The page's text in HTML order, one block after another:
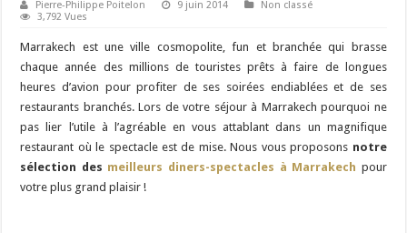
Pierre-Philippe Poitelon 9 juin 2014
Non classé
3,792 Vues
Marrakech est une ville cosmopolite, fun et branchée qui brasse
chaque année des millions de touristes prêts à faire de longues
heures d’avion pour profiter de ses soirées endiablées et de ses
restaurants branchés. Lors de votre séjour à Marrakech pourquoi ne
pas lier l’utile à l’agréable en vous attablant dans un magnifique
restaurant où le spectacle est de mise. Nous vous proposons notre
sélection des meilleurs diners-spectacles à Marrakech pour
votre plus grand plaisir !